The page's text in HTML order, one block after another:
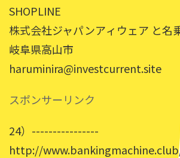
SHOPLINE
株式会社ジャパンアィウェア と名
岐阜県高山市
haruminira@investcurrent.site
スポンサーリンク
24）----------------
http://